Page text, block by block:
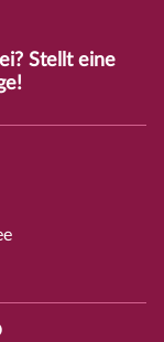
Stellt eine
!